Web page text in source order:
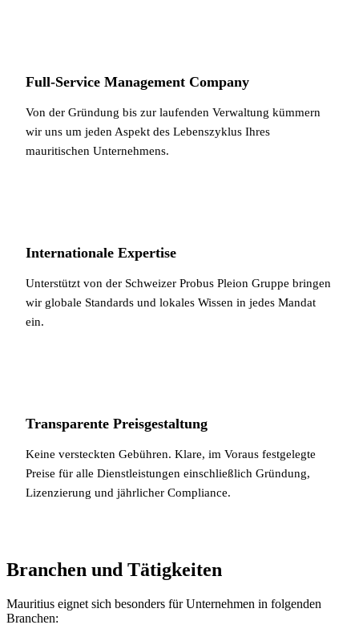
Full-Service Management Company
Von der Gründung bis zur laufenden Verwaltung kümmern
wir uns um jeden Aspekt des Lebenszyklus Ihres
mauritischen Unternehmens.
Internationale Expertise
Unterstützt von der Schweizer Probus Pleion Gruppe bringen
wir globale Standards und lokales Wissen in jedes Mandat
ein.
Transparente Preisgestaltung
Keine versteckten Gebühren. Klare, im Voraus festgelegte
Preise für alle Dienstleistungen einschließlich Gründung,
Lizenzierung und jährlicher Compliance.
Branchen und Tätigkeiten
Mauritius eignet sich besonders für Unternehmen in folgenden
Branchen: